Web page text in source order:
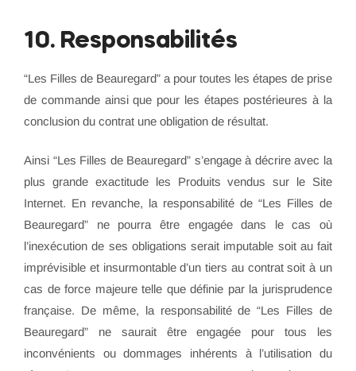
10. Responsabilités
“Les Filles de Beauregard” a pour toutes les étapes de prise
de commande ainsi que pour les étapes postérieures à la
conclusion du contrat une obligation de résultat.
Ainsi “Les Filles de Beauregard” s’engage à décrire avec la
plus grande exactitude les Produits vendus sur le Site
Internet. En revanche, la responsabilité de “Les Filles de
Beauregard” ne pourra être engagée dans le cas où
l’inexécution de ses obligations serait imputable soit au fait
imprévisible et insurmontable d’un tiers au contrat soit à un
cas de force majeure telle que définie par la jurisprudence
française. De même, la responsabilité de “Les Filles de
Beauregard” ne saurait être engagée pour tous les
inconvénients ou dommages inhérents à l’utilisation du